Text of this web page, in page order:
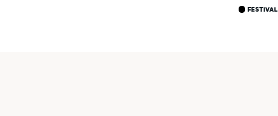
FESTIVAL